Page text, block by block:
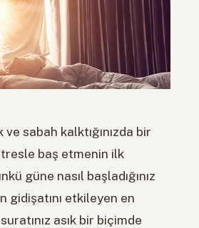
sabah kalktığınızda bir
baş etmenin ilk
güne nasıl başladığınız
gidişatını etkileyen en
asık bir biçimde